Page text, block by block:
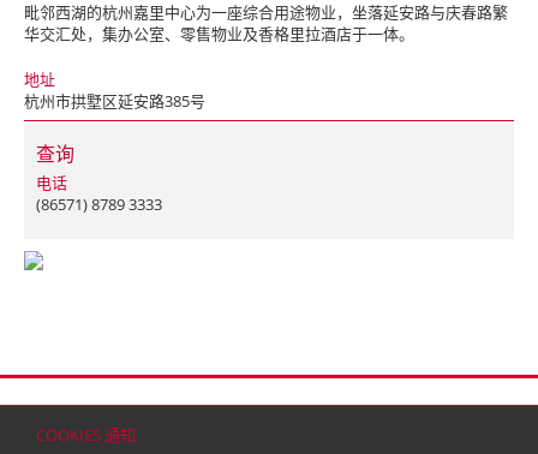
COOKIES 通知
毗邻西湖的杭州嘉里中心为一座综合用途物业，坐落延安路与庆春路繁
华交汇处，集办公室、零售物业及香格里拉酒店于一体。
地址
杭州市拱墅区延安路385号
查询
电话
(86571) 8789 3333
© 2026 嘉里建设有限公司 (于百慕达注册成立之有限公司)